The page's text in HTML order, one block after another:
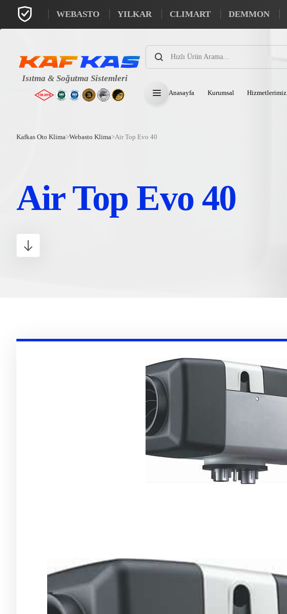
WEBASTO YILKAR CLIMART DEMMON
Products
search
Anasayfa Kurumsal Hizmetlerimiz
Kafkas Oto Klima>Webasto Klima>Air Top Evo 40
Air Top Evo 40